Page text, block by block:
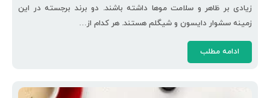
زیادی بر ظاهر و سلامت موها داشته باشند. دو برند برجسته در این
زمینه سشوار دایسون و شیگلم هستند. هر کدام از…
ادامه مطلب